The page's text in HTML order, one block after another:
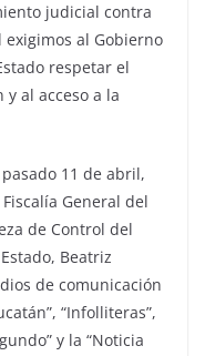
judicial contra
al Gobierno
respetar el
al acceso a la
11 de abril,
General del
de Control del
Beatriz
de comunicación
“Infolliteras”,
y la “Noticia